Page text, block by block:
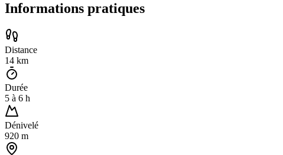
Informations pratiques
Distance
14 km
Durée
5 à 6 h
Dénivelé
920 m